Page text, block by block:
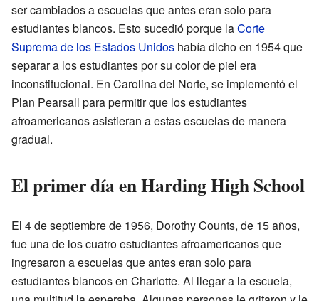
ser cambiados a escuelas que antes eran solo para
estudiantes blancos. Esto sucedió porque laCorte
Suprema de los Estados Unidos había dicho en 1954 que
separar a los estudiantes por su color de piel era
inconstitucional. En Carolina del Norte, se implementó el
Plan Pearsall para permitir que los estudiantes
afroamericanos asistieran a estas escuelas de manera
gradual.
El primer día en Harding High School
El 4 de septiembre de 1956, Dorothy Counts, de 15 años,
fue una de los cuatro estudiantes afroamericanos que
ingresaron a escuelas que antes eran solo para
estudiantes blancos en Charlotte. Al llegar a la escuela,